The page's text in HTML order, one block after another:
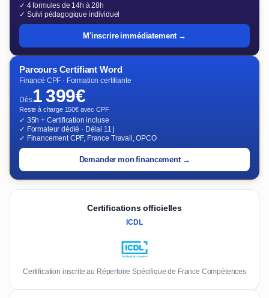
✓ 4 formules de 14h à 28h
✓ Suivi pédagogique individuel
M'inscrire immédiatement →
Parcours Certifiant Word
Financé CPF · Formation certifiante
Dès1 399€
Reste à charge 150€ avec CPF
✓ 35h + Certification incluse
✓ Formateur dédié · Délai 11 j
✓ Financement CPF, France Travail, OPCO
Demander mon financement →
Certifications officielles
ICDL
Certification inscrite au Répertoire Spécifique de France Compétences